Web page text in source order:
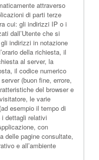
attraverso
di parti terze
cui: gli indirizzi IP o i
dall’Utente che si
indirizzi in notazione
della richiesta, il
al server, la
il codice numerico
(buon fine, errore,
del browser e
le varie
esempio il tempo di
dettagli relativi
con
delle pagine consultate,
e all’ambiente